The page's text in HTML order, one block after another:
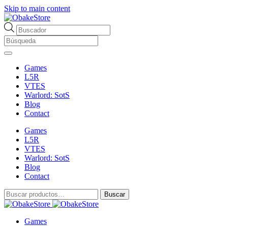
Skip to main content
Búsqueda
de
productos
Games
L5R
VTES
Warlord: SotS
Blog
Contact
Games
L5R
VTES
Warlord: SotS
Blog
Contact
Buscar
por:
Buscar
Games